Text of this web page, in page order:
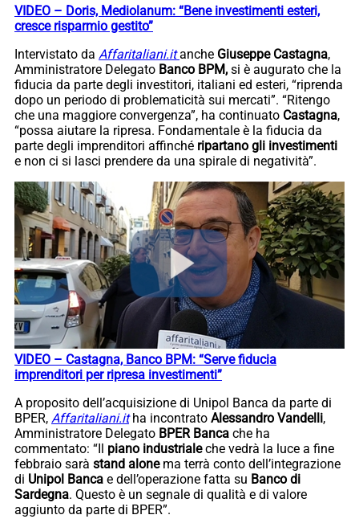
VIDEO – Doris, Mediolanum: “Bene investimenti esteri,
cresce risparmio gestito”
Intervistato da Affaritaliani.it anche Giuseppe Castagna,
Amministratore Delegato Banco BPM, si è augurato che la
fiducia da parte degli investitori, italiani ed esteri, “riprenda
dopo un periodo di problematicità sui mercati”. “Ritengo
che una maggiore convergenza”, ha continuato Castagna,
“possa aiutare la ripresa. Fondamentale è la fiducia da
parte degli imprenditori affinché ripartano gli investimenti
e non ci si lasci prendere da una spirale di negatività”.
VIDEO – Castagna, Banco BPM: “Serve fiducia
imprenditori per ripresa investimenti”
A proposito dell’acquisizione di Unipol Banca da parte di
BPER, Affaritaliani.it ha incontrato Alessandro Vandelli,
Amministratore Delegato BPER Banca che ha
commentato: “Il piano industrialeche vedrà la luce a fine
febbraio sarà stand alonema terrà conto dell’integrazione
di Unipol Banca e dell’operazione fatta su Banco di
Sardegna. Questo è un segnale di qualità e di valore
aggiunto da parte di BPER”.